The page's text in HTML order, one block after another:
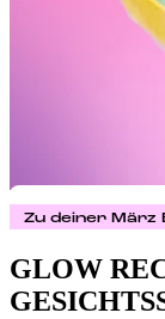
Zu deiner März
GLOW